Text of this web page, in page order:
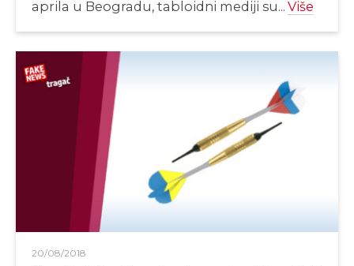
aprila u Beogradu, tabloidni mediji su... Više
20/08/2018